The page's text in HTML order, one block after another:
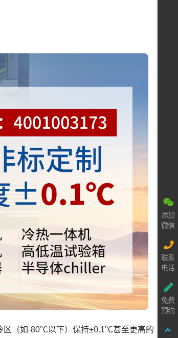
（如-80℃以下）保持±0.1℃甚至更高的
添加
微信
联系
电话
免费
预约